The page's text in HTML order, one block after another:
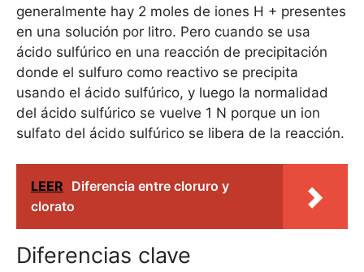
generalmente hay 2 moles de iones H + presentes
en una solución por litro. Pero cuando se usa
ácido sulfúrico en una reacción de precipitación
donde el sulfuro como reactivo se precipita
usando el ácido sulfúrico, y luego la normalidad
del ácido sulfúrico se vuelve 1 N porque un ion
sulfato del ácido sulfúrico se libera de la reacción.
LEER Diferencia entre cloruro y
clorato
Diferencias clave